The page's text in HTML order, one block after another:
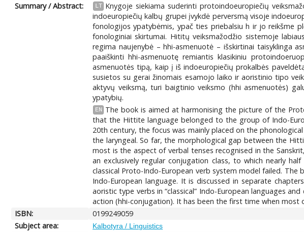
Summary / Abstract: LT Knygoje siekiama suderinti protoindoeuropiečių
indoeuropiečių kalbų grupei įvykdė perversmą visoje
fonologijos ypatybėmis, ypač ties priebalsiu h ir jo reikšme
fonologiniai skirtumai. Hititų veiksmažodžio sistemoje
regima naujenybė – hhi-asmenuotė – išskirtinai taisyklinga
paaiškinti hhi-asmenuotę remiantis klasikiniu
asmenuotės tipą, kaip į iš indoeuropiečių prokalbės
susietos su gerai žinomais esamojo laiko ir aoristinio tipo
aktyvų veiksmą, turi baigtinio veiksmo (hhi asmenuotės)
ypatybių.
EN
The book is aimed at harmonising the picture of the
that the Hittite language belonged to the group of Indo-
20th century, the focus was mainly placed on the
the laryngeal. So far, the morphological gap between the
most is the aspect of verbal tenses recognised in the
an exclusively regular conjugation class, to which nearly
classical Proto-Indo-European verb system model failed.
Indo-European language. It is discussed in separate
aoristic type verbs in “classical” Indo-European languages
action (hhi-conjugation). It has been the first time when
ISBN:
0199249059
Subject area:
Kalbotyra / Linguistics